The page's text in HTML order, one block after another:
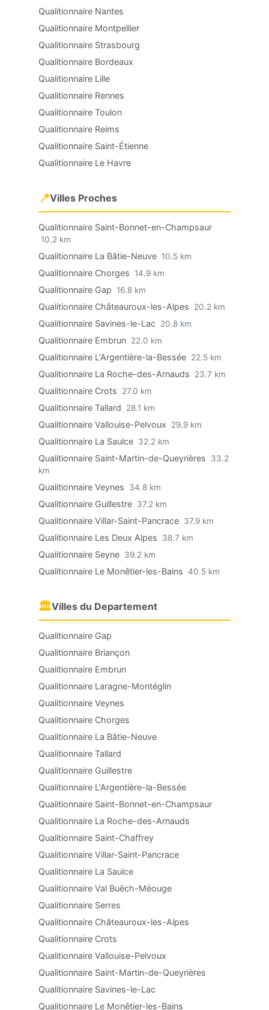
Qualitionnaire Nantes
Qualitionnaire Montpellier
Qualitionnaire Strasbourg
Qualitionnaire Bordeaux
Qualitionnaire Lille
Qualitionnaire Rennes
Qualitionnaire Toulon
Qualitionnaire Reims
Qualitionnaire Saint-Étienne
Qualitionnaire Le Havre
📍Villes Proches
Qualitionnaire Saint-Bonnet-en-Champsaur
10.2 km
Qualitionnaire La Bâtie-Neuve 10.5 km
Qualitionnaire Chorges 14.9 km
Qualitionnaire Gap 16.8 km
Qualitionnaire Châteauroux-les-Alpes 20.2 km
Qualitionnaire Savines-le-Lac 20.8 km
Qualitionnaire Embrun 22.0 km
Qualitionnaire L'Argentière-la-Bessée 22.5 km
Qualitionnaire La Roche-des-Arnauds 23.7 km
Qualitionnaire Crots 27.0 km
Qualitionnaire Tallard 28.1 km
Qualitionnaire Vallouise-Pelvoux 29.9 km
Qualitionnaire La Saulce 32.2 km
Qualitionnaire Saint-Martin-de-Queyrières
33.2
km
Qualitionnaire Veynes 34.8 km
Qualitionnaire Guillestre 37.2 km
Qualitionnaire Villar-Saint-Pancrace 37.9 km
Qualitionnaire Les Deux Alpes 38.7 km
Qualitionnaire Seyne 39.2 km
Qualitionnaire Le Monêtier-les-Bains 40.5 km
🏛Villes du Departement
Qualitionnaire Gap
Qualitionnaire Briançon
Qualitionnaire Embrun
Qualitionnaire Laragne-Montéglin
Qualitionnaire Veynes
Qualitionnaire Chorges
Qualitionnaire La Bâtie-Neuve
Qualitionnaire Tallard
Qualitionnaire Guillestre
Qualitionnaire L'Argentière-la-Bessée
Qualitionnaire Saint-Bonnet-en-Champsaur
Qualitionnaire La Roche-des-Arnauds
Qualitionnaire Saint-Chaffrey
Qualitionnaire Villar-Saint-Pancrace
Qualitionnaire La Saulce
Qualitionnaire Val Buëch-Méouge
Qualitionnaire Serres
Qualitionnaire Châteauroux-les-Alpes
Qualitionnaire Crots
Qualitionnaire Vallouise-Pelvoux
Qualitionnaire Saint-Martin-de-Queyrières
Qualitionnaire Savines-le-Lac
Qualitionnaire Le Monêtier-les-Bains